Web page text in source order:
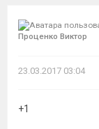
Проценко Виктор
23.03.2017 03:04
+1